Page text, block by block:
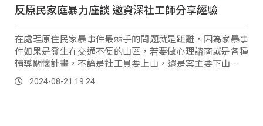
反原民家庭暴力座談 邀資深社工師分享經驗
在處理原住民家暴事件最棘手的問題就是距離，因為家暴事
件如果是發生在交通不便的山區，若要做心理諮商或是各種
輔導關懷計畫，不論是社工員要上山，還是案主要下山，往
返的交通就會讓服務品質大打折扣，甚至容易讓被害者放棄
輔導，或讓加害者難以受到有效監督。
2024-08-21 19:24